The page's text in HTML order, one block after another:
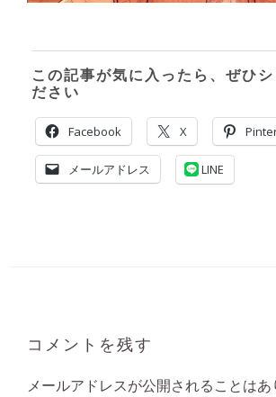
この記事が気に入ったら、ぜひシ
ださい
Facebook X
メールアドレス LINE
コメントを残す
メールアドレスが公開されることはあ